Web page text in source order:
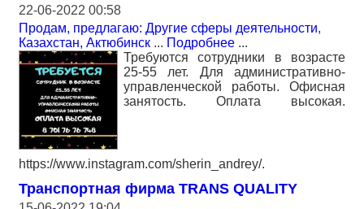
22-06-2022 00:58
Продам, предлагаю: Другие сферы деятельности,
Казахстан, Актюбинск ... Подробнее ...
Требуются сотрудники в возрасте
25-55 лет. Для административно-
управленческой работы. Офисная
занятость. Оплата высокая.
https://www.instagram.com/sherin_andrey/.
Транспортная фирма TRANS QUALITY